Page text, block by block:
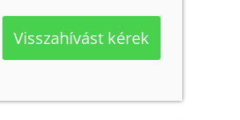
Visszahívást kérek